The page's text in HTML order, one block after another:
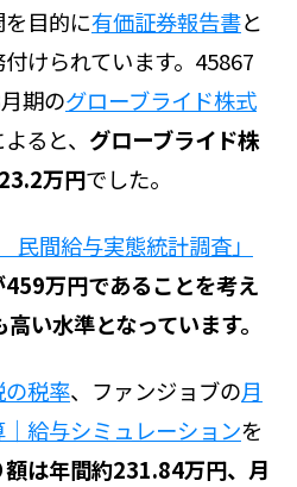
目的に有価証券報告書と
けられています。45867
期のグローブライド株式
ると、 グローブライド株
万円でした。
間給与実態統計調査」
万円であることを考え
い水準となっています。
税率、ファンジョブの月
給与シミュレーションを
額は年間約231.84万円、月